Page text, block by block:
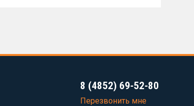
8 (4852) 69-52-80
Перезвонить мне